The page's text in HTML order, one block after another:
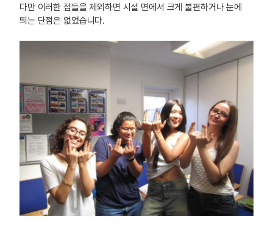
다만 이러한 점들을 제외하면 시설 면에서 크게 불편하거나 눈에
띄는 단점은 없었습니다.